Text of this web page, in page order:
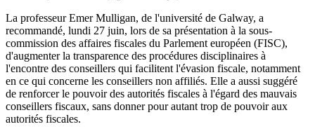
La professeur Emer Mulligan, de l'université de Galway, a
recommandé, lundi 27 juin, lors de sa présentation à la sous-
commission des affaires fiscales du Parlement européen (FISC),
d'augmenter la transparence des procédures disciplinaires à
l'encontre des conseillers qui facilitent l'évasion fiscale, notamment
en ce qui concerne les conseillers non affiliés. Elle a aussi suggéré
de renforcer le pouvoir des autorités fiscales à l'égard des mauvais
conseillers fiscaux, sans donner pour autant trop de pouvoir aux
autorités fiscales.